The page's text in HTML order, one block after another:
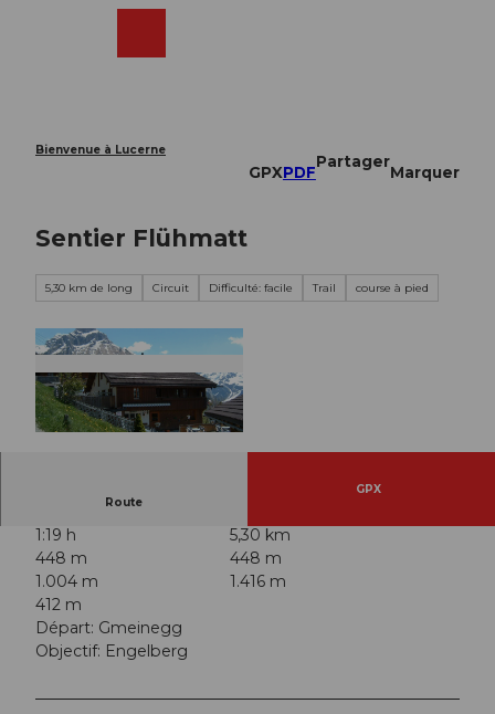
Bienvenue à Lucerne
GPXPDF
Partager
Marquer
Sentier Flühmatt
5,30 km de long Circuit Difficulté: facile Trail course à pied
Route
GPX
1:19 h
5,30 km
448 m
448 m
1.004 m
1.416 m
412 m
Départ: Gmeinegg
Objectif: Engelberg